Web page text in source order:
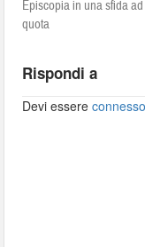
Episcopia in una sfida
quota
Rispondi a
Devi essereconnesso